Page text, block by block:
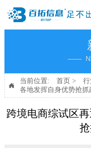
——

当前位置: 首页 > 行
各地发挥自身优势抢抓
跨境电商综试区